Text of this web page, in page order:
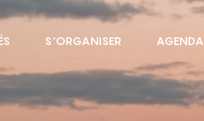
S'ORGANISER AGENDA